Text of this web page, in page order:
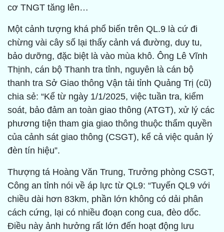
cơ TNGT tăng lên…
Một cảnh tượng khá phổ biến trên QL.9 là cứ đi
chừng vài cây số lại thấy cảnh vá đường, duy tu,
bảo dưỡng, đặc biệt là vào mùa khô. Ông Lê Vĩnh
Thịnh, cán bộ Thanh tra tỉnh, nguyên là cán bộ
thanh tra Sở Giao thông Vận tải tỉnh Quảng Trị (cũ)
chia sẻ: “Kể từ ngày 1/1/2025, việc tuần tra, kiểm
soát, bảo đảm an toàn giao thông (ATGT), xử lý các
phương tiện tham gia giao thông thuộc thẩm quyền
của cảnh sát giao thông (CSGT), kể cả việc quản lý
đèn tín hiệu”.
Thượng tá Hoàng Văn Trung, Trưởng phòng CSGT,
Công an tỉnh nói về áp lực từ QL9: “Tuyến QL9 với
chiều dài hơn 83km, phần lớn không có dải phân
cách cứng, lại có nhiều đoạn cong cua, đèo dốc.
Điều này ảnh hưởng rất lớn đến hoạt động lưu